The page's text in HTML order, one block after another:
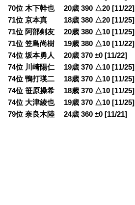
70位 木下幹也 20歳 390 △20 [11/22]
71位 京本真 18歳 380 △20 [11/25]
71位 阿部剣友 20歳 380 △10 [11/25]
71位 笠島尚樹 19歳 380 △10 [11/22]
74位 坂本勇人 20歳 370 ±0 [11/22]
74位 川崎陽仁 19歳 370 △10 [11/25]
74位 鴨打瑛二 18歳 370 △10 [11/25]
74位 笹原操希 18歳 370 △10 [11/25]
74位 大津綾也 19歳 370 △10 [11/25]
79位 奈良木陸 24歳 360 ±0 [11/21]